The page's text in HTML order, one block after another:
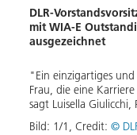
DLR-
mit WIA-E
ausgezeichnet
"Ein einzigartiges
Frau, die eine
sagt Luisella Giulicchi,
Bild: 1/1 , Credit: ©